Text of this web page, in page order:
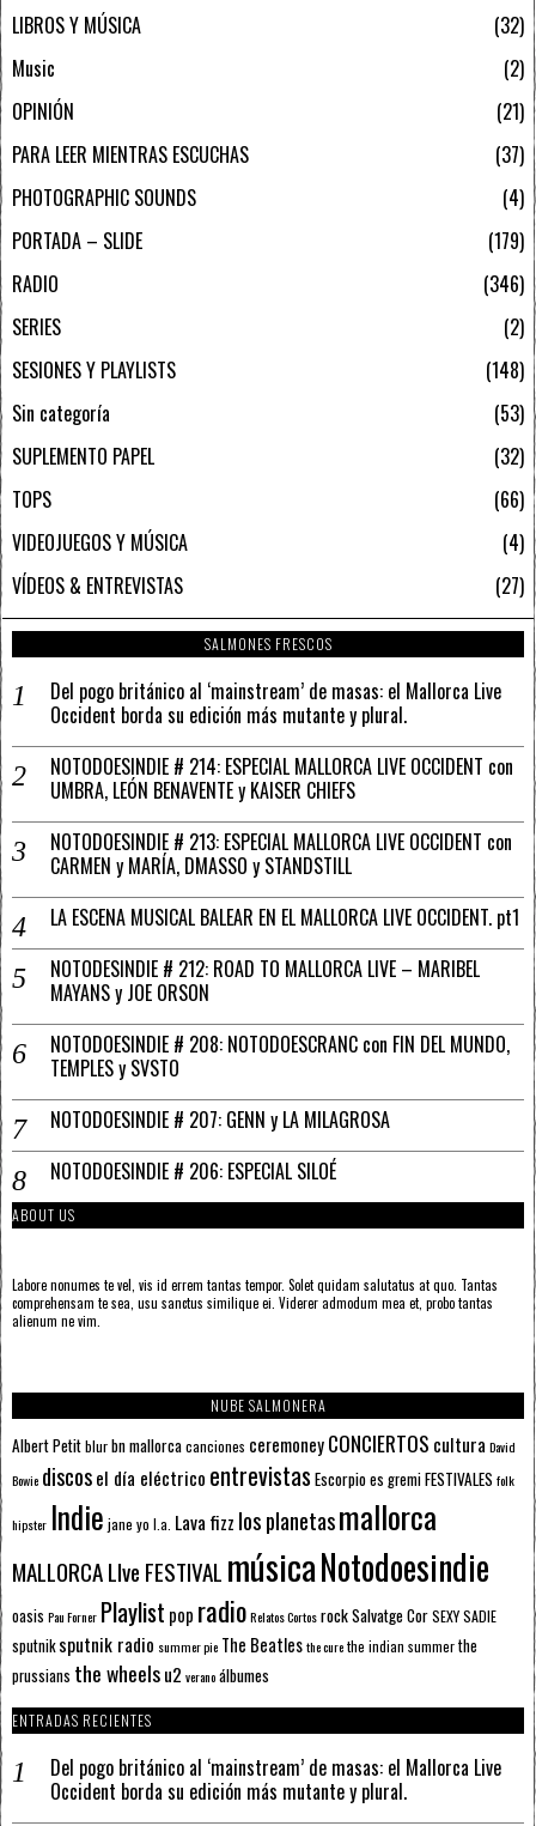
LIBROS Y MÚSICA
32
Music
2
OPINIÓN
21
PARA LEER MIENTRAS ESCUCHAS
37
PHOTOGRAPHIC SOUNDS
4
PORTADA – SLIDE
179
RADIO
346
SERIES
2
SESIONES Y PLAYLISTS
148
Sin categoría
53
SUPLEMENTO PAPEL
32
TOPS
66
VIDEOJUEGOS Y MÚSICA
4
VÍDEOS & ENTREVISTAS
27
SALMONES FRESCOS
Del pogo británico al ‘mainstream’ de masas: el Mallorca Live
Occident borda su edición más mutante y plural.
NOTODOESINDIE # 214: ESPECIAL MALLORCA LIVE OCCIDENT con
UMBRA, LEÓN BENAVENTE y KAISER CHIEFS
NOTODOESINDIE # 213: ESPECIAL MALLORCA LIVE OCCIDENT con
CARMEN y MARÍA, DMASSO y STANDSTILL
LA ESCENA MUSICAL BALEAR EN EL MALLORCA LIVE OCCIDENT. pt1
NOTODESINDIE # 212: ROAD TO MALLORCA LIVE – MARIBEL
MAYANS y JOE ORSON
NOTODOESINDIE # 208: NOTODOESCRANC con FIN DEL MUNDO,
TEMPLES y SVSTO
NOTODOESINDIE # 207: GENN y LA MILAGROSA
NOTODOESINDIE # 206: ESPECIAL SILOÉ
ABOUT US
Labore nonumes te vel, vis id errem tantas tempor. Solet quidam salutatus at quo. Tantas
comprehensam te sea, usu sanctus similique ei. Viderer admodum mea et, probo tantas
alienum ne vim.
NUBE SALMONERA
Albert Petitblurbn mallorcacanciones ceremoneyCONCIERTOS cultura David
Bowie discosel día eléctrico entrevistas Escorpioes gremiFESTIVALES folk
hipster Indie jane yo l.a. Lava fizz los planetasmallorca
MALLORCA LIve FESTIVAL músicaNotodoesindie
oasis Pau Forner Playlist pop radioRelatos CortosrockSalvatge CorSEXY SADIE
sputnik sputnik radio summer pie The Beatlesthe curethe indian summerthe
prussians the wheelsu2 veranoálbumes
ENTRADAS RECIENTES
Del pogo británico al ‘mainstream’ de masas: el Mallorca Live
Occident borda su edición más mutante y plural.